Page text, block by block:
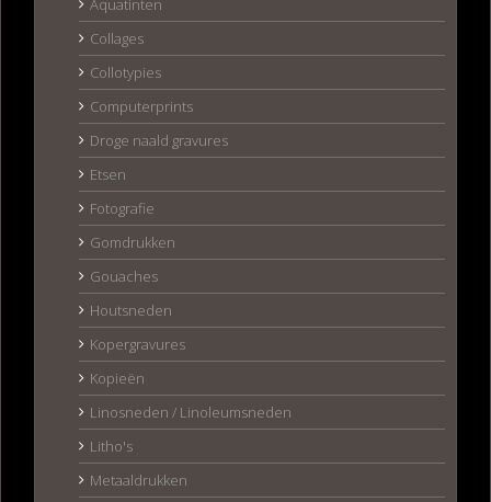
Aquatinten
Collages
Collotypies
Computerprints
Droge naald gravures
Etsen
Fotografie
Gomdrukken
Gouaches
Houtsneden
Kopergravures
Kopieën
Linosneden / Linoleumsneden
Litho's
Metaaldrukken